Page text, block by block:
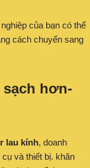
của bạn có thể
cách chuyển sang
hơn-
lau kính, doanh
và thiết bị. khăn